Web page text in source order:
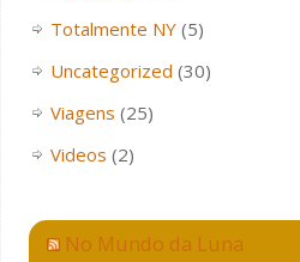
Totalmente NY(5)
Uncategorized (30)
Viagens (25)
Videos (2)
No Mundo da Luna